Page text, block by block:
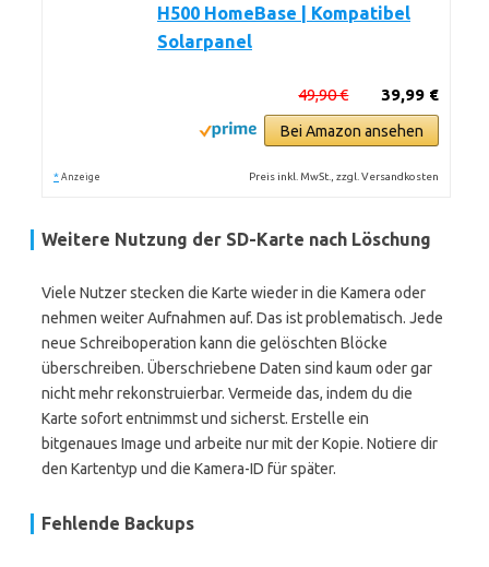
H500 HomeBase | Kompatibel
Solarpanel
39,99 €
49,90 €
Bei Amazon ansehen
* Anzeige Preis inkl. MwSt., zzgl. Versandkosten
Weitere Nutzung der SD-Karte nach Löschung
Viele Nutzer stecken die Karte wieder in die Kamera oder
nehmen weiter Aufnahmen auf. Das ist problematisch. Jede
neue Schreiboperation kann die gelöschten Blöcke
überschreiben. Überschriebene Daten sind kaum oder gar
nicht mehr rekonstruierbar. Vermeide das, indem du die
Karte sofort entnimmst und sicherst. Erstelle ein
bitgenaues Image und arbeite nur mit der Kopie. Notiere dir
den Kartentyp und die Kamera-ID für später.
Fehlende Backups